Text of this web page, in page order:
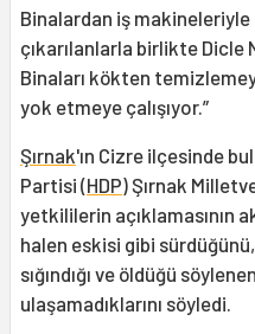
Binalardan iş makineleriyle
çıkarılanlarla birlikte Dicle
Binaları kökten
yok etmeye çalışıyor.”
Şırnak'ın Cizre ilçesinde
Partisi (HDP) Şırnak
yetkililerin açıklamasının
halen eskisi gibi
sığındığı ve öldüğü
ulaşamadıklarını söyledi.